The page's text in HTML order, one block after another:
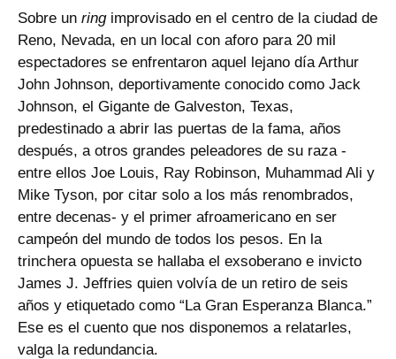
Sobre un ringimprovisado en el centro de la ciudad de
Reno, Nevada, en un local con aforo para 20 mil
espectadores se enfrentaron aquel lejano día Arthur
John Johnson, deportivamente conocido como Jack
Johnson, el Gigante de Galveston, Texas,
predestinado a abrir las puertas de la fama, años
después, a otros grandes peleadores de su raza -
entre ellos Joe Louis, Ray Robinson, Muhammad Ali y
Mike Tyson, por citar solo a los más renombrados,
entre decenas- y el primer afroamericano en ser
campeón del mundo de todos los pesos. En la
trinchera opuesta se hallaba el exsoberano e invicto
James J. Jeffries quien volvía de un retiro de seis
años y etiquetado como “La Gran Esperanza Blanca.”
Ese es el cuento que nos disponemos a relatarles,
valga la redundancia.